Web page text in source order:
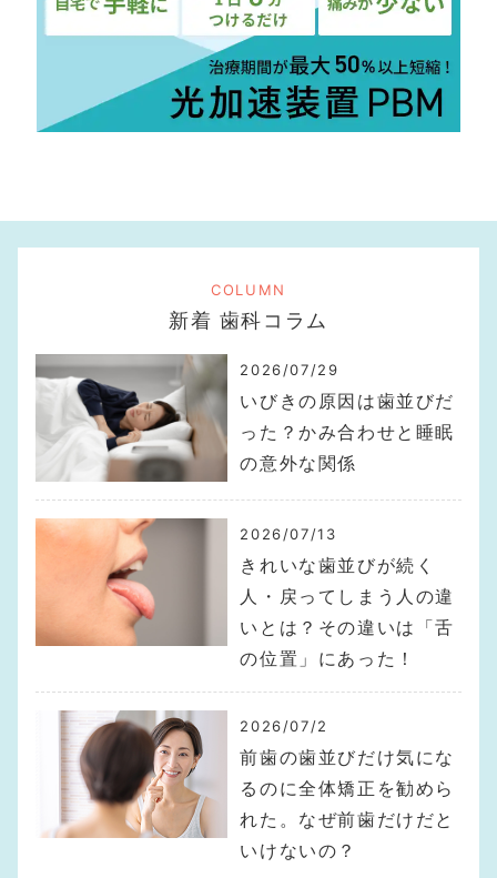
COLUMN
新着 歯科コラム
2026/07/29
いびきの原因は歯並びだ
った？かみ合わせと睡眠
の意外な関係
2026/07/13
きれいな歯並びが続く
人・戻ってしまう人の違
いとは？その違いは「舌
の位置」にあった！
2026/07/2
前歯の歯並びだけ気にな
るのに全体矯正を勧めら
れた。なぜ前歯だけだと
いけないの？